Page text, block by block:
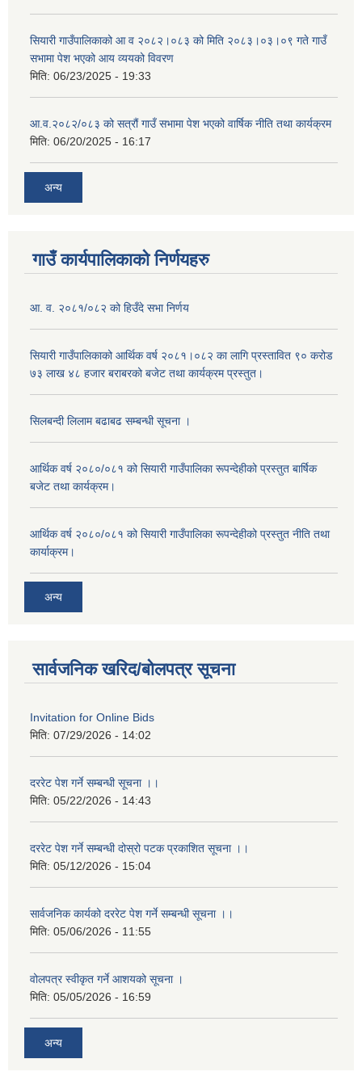
सियारी गाउँपालिकाको आ व २०८२।०८३ को मिति २०८३।०३।०९ गते गाउँ
सभामा पेश भएको आय व्ययको विवरण
मिति: 06/23/2025 - 19:33
आ.व.२०८२/०८३ को सत्रौं गाउँ सभामा पेश भएको वार्षिक नीति तथा कार्यक्रम
मिति: 06/20/2025 - 16:17
अन्य
गाउँ कार्यपालिकाको निर्णयहरु
आ. व. २०८१/०८२ को हिउँदे सभा निर्णय
सियारी गाउँपालिकाको आर्थिक वर्ष २०८१।०८२ का लागि प्रस्तावित ९० करोड
७३ लाख ४८ हजार बराबरको बजेट तथा कार्यक्रम प्रस्तुत।
सिलबन्दी लिलाम बढाबढ सम्बन्धी सूचना ।
आर्थिक वर्ष २०८०/०८१ को सियारी गाउँपालिका रूपन्देहीको प्रस्तुत बार्षिक
बजेट तथा कार्यक्रम।
आर्थिक वर्ष २०८०/०८१ को सियारी गाउँपालिका रूपन्देहीको प्रस्तुत नीति तथा
कार्याक्रम।
अन्य
सार्वजनिक खरिद/बोलपत्र सूचना
Invitation for Online Bids
मिति: 07/29/2026 - 14:02
दररेट पेश गर्ने सम्बन्धी सूचना ।।
मिति: 05/22/2026 - 14:43
दररेट पेश गर्ने सम्बन्धी दोस्रो पटक प्रकाशित सूचना ।।
मिति: 05/12/2026 - 15:04
सार्वजनिक कार्यको दररेट पेश गर्ने सम्बन्धी सूचना ।।
मिति: 05/06/2026 - 11:55
वोलपत्र स्वीकृत गर्ने आशयको सूचना ।
मिति: 05/05/2026 - 16:59
अन्य